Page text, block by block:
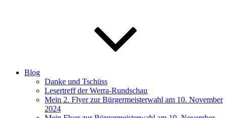
Blog
Danke und Tschüss
Lesertreff der Werra-Rundschau
Mein 2. Flyer zur Bürgermeisterwahl am 10. November
2024